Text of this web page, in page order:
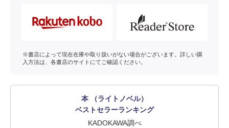
※書店によって現在在庫や取り扱いがない場合がございます。詳しい購
入方法は、各書店のサイトにてご確認ください。
本 （ライトノベル）
ベストセラーランキング
KADOKAWA調べ